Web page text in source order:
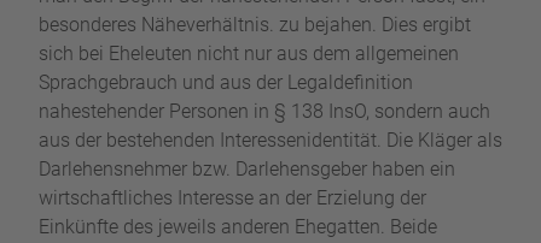
besonderes Näheverhältnis. zu bejahen. Dies ergibt
sich bei Eheleuten nicht nur aus dem allgemeinen
Sprachgebrauch und aus der Legaldefinition
nahestehender Personen in § 138 InsO, sondern auch
aus der bestehenden Interessenidentität. Die Kläger als
Darlehensnehmer bzw. Darlehensgeber haben ein
wirtschaftliches Interesse an der Erzielung der
Einkünfte des jeweils anderen Ehegatten. Beide